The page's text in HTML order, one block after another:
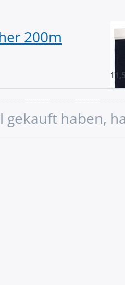
200m
gekauft haben,